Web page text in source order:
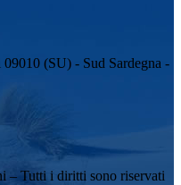
(SU) - Sud Sardegna -
– Tutti i diritti sono riservati